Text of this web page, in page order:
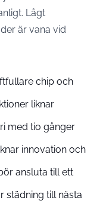
Lågt
är vana vid
chip och
liknar
med tio gånger
innovation och
ansluta till ett
städning till nästa